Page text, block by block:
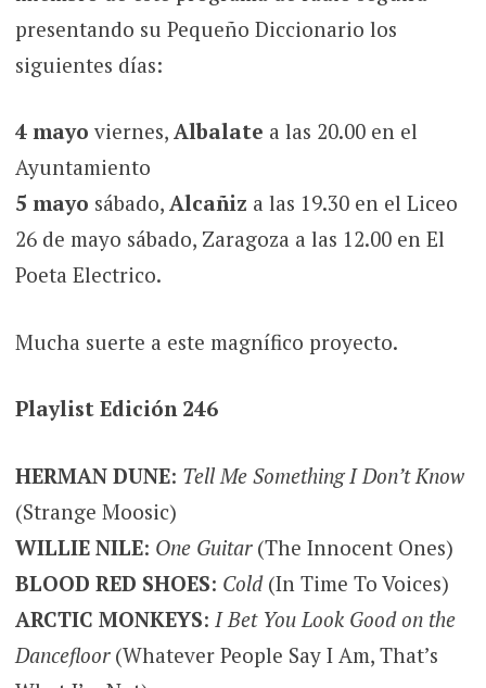
presentando su Pequeño Diccionario los
siguientes días:
4 mayo viernes, Albalate a las 20.00 en el
Ayuntamiento
5 mayo sábado, Alcañiz a las 19.30 en el Liceo
26 de mayo sábado, Zaragoza a las 12.00 en El
Poeta Electrico.
Mucha suerte a este magnífico proyecto.
Playlist Edición 246
HERMAN DUNE: Tell Me Something I Don’t Know
(Strange Moosic)
WILLIE NILE: One Guitar(The Innocent Ones)
BLOOD RED SHOES: Cold(In Time To Voices)
ARCTIC MONKEYS: I Bet You Look Good on the
Dancefloor(Whatever People Say I Am, That’s